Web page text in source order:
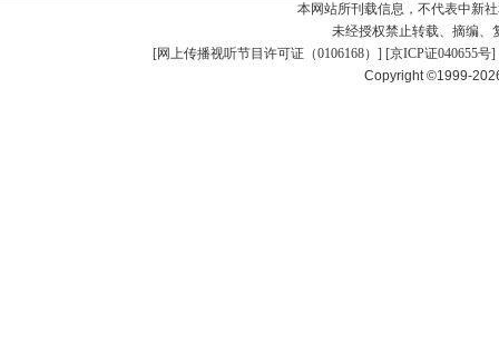
本网站所刊载信息，不代表中新
未经授权禁止转载、摘编、
[网上传播视听节目许可证（0106168） ] [京ICP证040655号]
Copyright ©1999-